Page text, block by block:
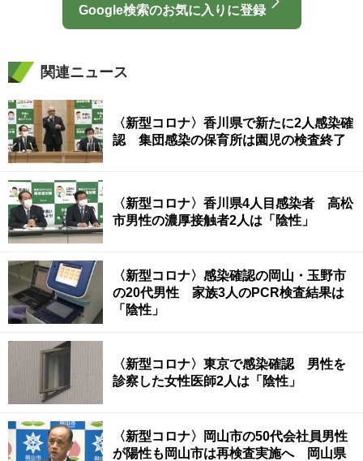
Google検索のお気に入りに登録
関連ニュース
〈新型コロナ〉香川県で新たに2人感染確
認 集団感染の保育所は園児の検査終了
〈新型コロナ〉香川県4人目感染者 高松
市男性の濃厚接触者2人は「陰性」
〈新型コロナ〉感染確認の岡山・玉野市
の20代男性 家族3人のPCR検査結果は
「陰性」
〈新型コロナ〉東京で感染確認 男性を
診察した女性医師2人は「陰性」
〈新型コロナ〉岡山市の50代会社員男性
が陽性も岡山市は再検査実施へ 岡山県